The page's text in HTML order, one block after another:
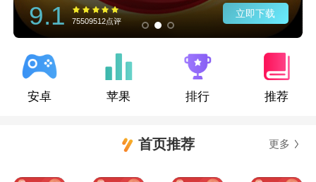
9.1 75509512点评
立即下载
安卓 苹果 排行 推荐
首页推荐 更多